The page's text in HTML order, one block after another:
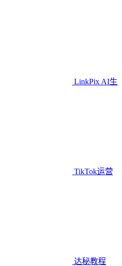
LinkPix AI生
TikTok运营
达秘教程